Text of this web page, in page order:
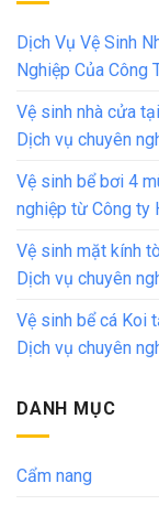
Dịch Vụ Vệ Sinh
Nghiệp Của Công
Vệ sinh nhà cửa
Dịch vụ chuyên
Vệ sinh bể bơi 4
nghiệp từ Công ty
Vệ sinh mặt kính
Dịch vụ chuyên
Vệ sinh bể cá Koi
Dịch vụ chuyên
DANH MỤC
Cẩm nang